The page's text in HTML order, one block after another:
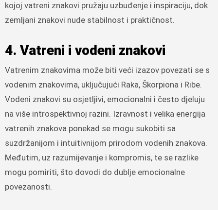
kojoj vatreni znakovi pružaju uzbuđenje i inspiraciju, dok
zemljani znakovi nude stabilnost i praktičnost.
4. Vatreni i vodeni znakovi
Vatrenim znakovima može biti veći izazov povezati se s
vodenim znakovima, uključujući Raka, Škorpiona i Ribe.
Vodeni znakovi su osjetljivi, emocionalni i često djeluju
na više introspektivnoj razini. Izravnost i velika energija
vatrenih znakova ponekad se mogu sukobiti sa
suzdržanijom i intuitivnijom prirodom vodenih znakova.
Međutim, uz razumijevanje i kompromis, te se razlike
mogu pomiriti, što dovodi do dublje emocionalne
povezanosti.